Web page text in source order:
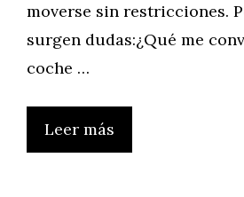
moverse sin restricciones.
surgen dudas:¿Qué me
coche …
Leer más